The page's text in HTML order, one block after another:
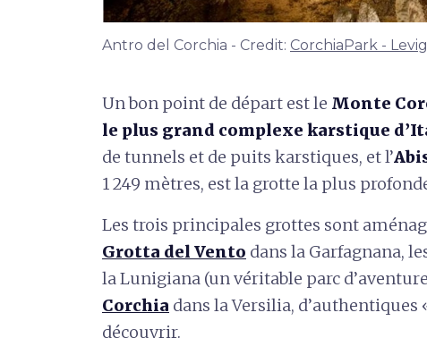
Antro del Corchia - Credit: CorchiaPark -
Un bon point de départ est le Monte
le plus grand complexe karstique
de tunnels et de puits karstiques, et l’
1 249 mètres, est la grotte la plus
Les trois principales grottes sont
Grotta del Vento dans la Garfagnana,
la Lunigiana (un véritable parc
Corchia dans la Versilia,
découvrir.